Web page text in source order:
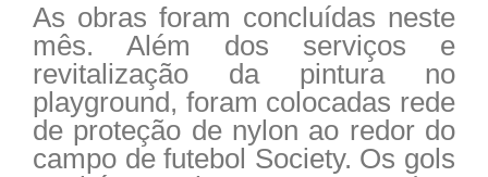
As obras foram concluídas neste
mês. Além dos serviços e
revitalização da pintura no
playground, foram colocadas rede
de proteção de nylon ao redor do
campo de futebol Society. Os gols